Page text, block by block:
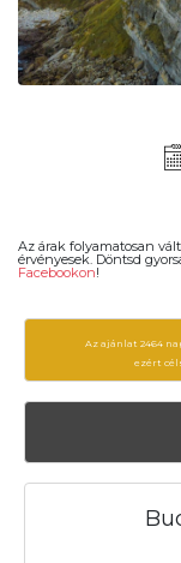
Az árak folyamatosan
érvényesek. Döntsd
Facebookon!
Az ajánlat 2464
ezért